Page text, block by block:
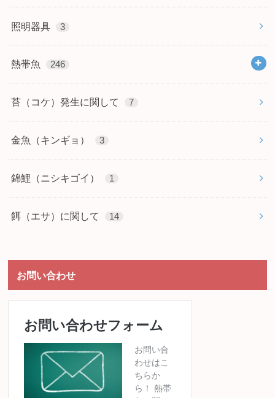
照明器具 3
熱帯魚 246
苔（コケ）発生に関して 7
金魚（キンギョ） 3
錦鯉（ニシキゴイ） 1
餌（エサ）に関して 14
お問い合わせ